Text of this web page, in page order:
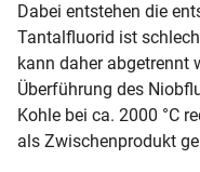
Dabei entstehen die
Tantalfluorid ist
kann daher abgetrennt
Überführung des
Kohle bei ca. 2000 °C
als Zwischenprodukt